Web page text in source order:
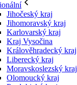
Jihočeský kraj
Jihomoravský kraj
Karlovarský kraj
Kraj Vysočina
Králověhradecký kraj
Liberecký kraj
Moravskoslezský kraj
Olomoucký kraj